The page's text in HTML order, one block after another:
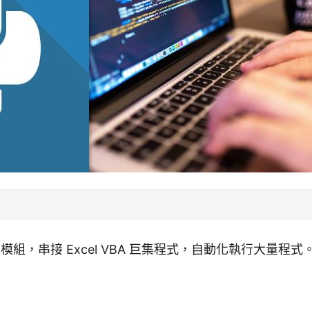
模組，串接 Excel VBA 巨集程式，自動化執行大量程式。